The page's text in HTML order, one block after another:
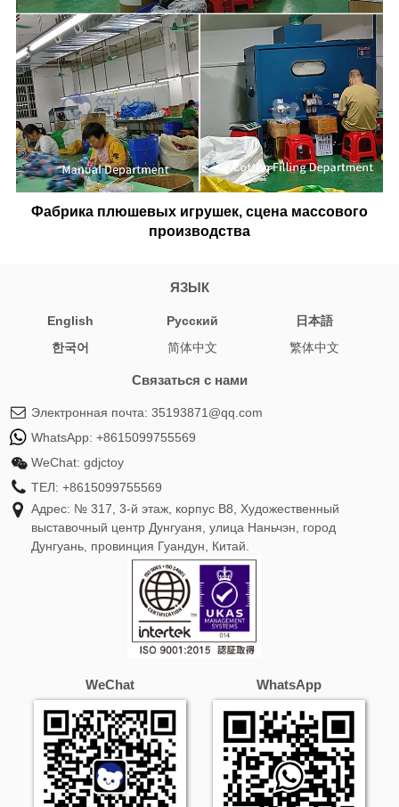
Фабрика плюшевых игрушек, сцена массового
производства
ЯЗЫК
English Pусский
日本語
한국어
简体中文 繁体中文
Связаться с нами
Электронная почта: 35193871@qq.com
WhatsApp: +8615099755569
WeChat: gdjctoy
ТЕЛ: +8615099755569
Адрес: № 317, 3-й этаж, корпус B8, Художественный
выставочный центр Дунгуаня, улица Наньчэн, город
Дунгуань, провинция Гуандун, Китай.
WeChat WhatsApp